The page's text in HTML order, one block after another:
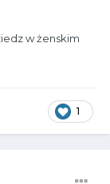
w żenskim
1